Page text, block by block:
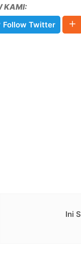
KAMI:
Follow Twitter
Ini